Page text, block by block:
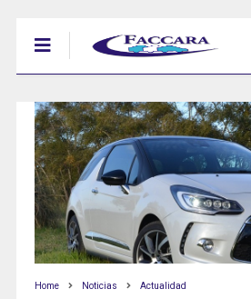
Home Noticias Actualidad